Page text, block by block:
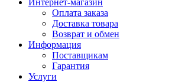
Оплата заказа
Доставка товара
Возврат и обмен
Информация
Поставщикам
Гарантия
Услуги